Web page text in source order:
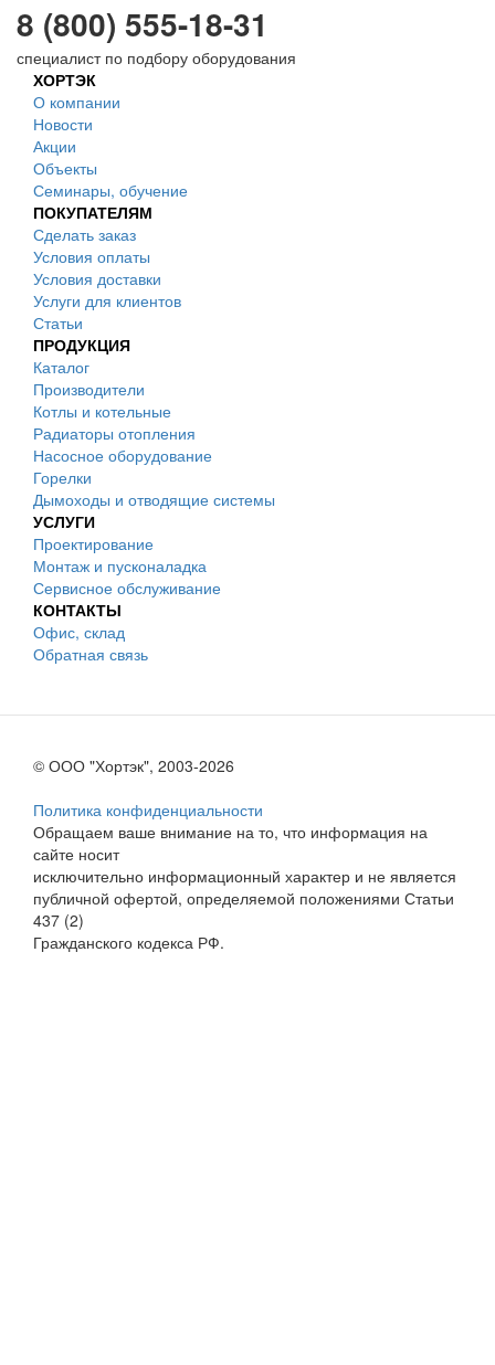
8 (800) 555-18-31
специалист по подбору оборудования
ХОРТЭК
О компании
Новости
Акции
Объекты
Семинары, обучение
ПОКУПАТЕЛЯМ
Сделать заказ
Условия оплаты
Условия доставки
Услуги для клиентов
Статьи
ПРОДУКЦИЯ
Каталог
Производители
Котлы и котельные
Радиаторы отопления
Насосное оборудование
Горелки
Дымоходы и отводящие системы
УСЛУГИ
Проектирование
Монтаж и пусконаладка
Сервисное обслуживание
КОНТАКТЫ
Офис, склад
Обратная связь
© ООО "Хортэк", 2003-2026
Политика конфиденциальности
Обращаем ваше внимание на то, что информация на
сайте носит
исключительно информационный характер и не является
публичной офертой, определяемой положениями Статьи
437 (2)
Гражданского кодекса РФ.